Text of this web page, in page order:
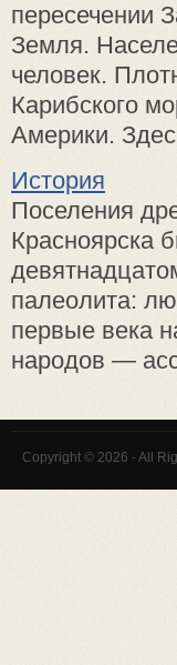
пересечении
Земля.
человек.
Карибского
Америки.
История
Поселения
Красноярска
палеолита:
первые века
народов —
Copyright © 2026 - All